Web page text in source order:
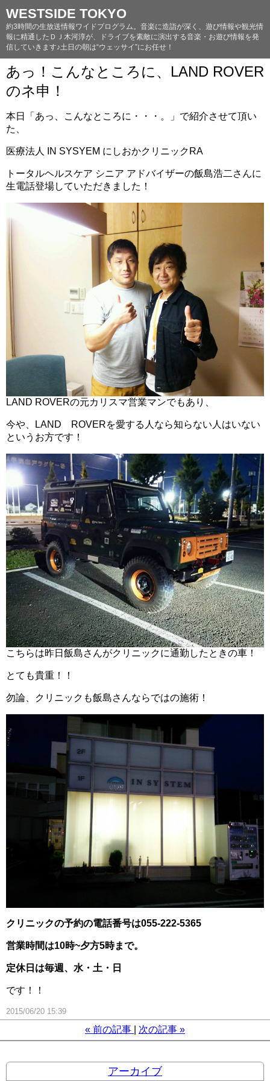
WESTSIDE TOKYO
約3時間の生放送情報ワイドプログラム。音楽に造詣が深く、遊び情報や観光情
報に精通したＤＪ木河淳が、ドライブを素敵に演出する音楽・お遊び情報を発
信していきます♪土日の朝は“ウェッサイ”にお任せ！
あっ！こんなところに、LAND ROVER
のネ申！
本日「あっ、こんなところに・・・。」で紹介させて頂い
た、
医療法人 IN SYSYEM にしおかクリニックRA
トータルヘルスケア シニア アドバイザーの飯島浩二さんに
生電話登場していただきました！
LAND ROVERの元カリスマ営業マンでもあり、
今や、LAND ROVERを愛する人なら知らない人はいない
というお方です！
こちらは昨日飯島さんがクリニックに通勤したときの車！
とても貴重！！
勿論、クリニックも飯島さんならではの施術！
クリニックの予約の電話番号は055-222-5365
営業時間は10時~夕方5時まで。
定休日は毎週、水・土・日
です！！
2015/06/20 15:39
« 前の記事 次の記事 »
アーカイブ